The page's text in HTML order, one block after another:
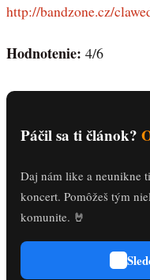
http://bandzone.cz/
Hodnotenie: 4/6
Páčil sa ti článok?
Daj nám like a neunikne
koncert. Pomôžeš tým
komunite. 🤘